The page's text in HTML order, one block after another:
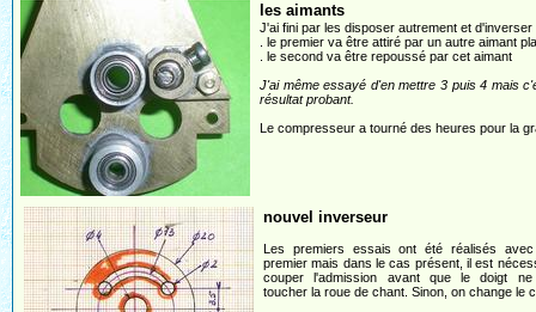
les aimants
J'ai fini par les disposer autrement et d'inverser
. le premier va être attiré par un autre aimant
. le second va être repoussé par cet aimant
J'ai même essayé d'en mettre 3 puis 4 mais
résultat probant.
Le compresseur a tourné des heures pour la
nouvel inverseur
Les premiers essais ont été réalisés
premier mais dans le cas présent, il est
couper l'admission avant que le doigt ne
toucher la roue de chant. Sinon, on change le